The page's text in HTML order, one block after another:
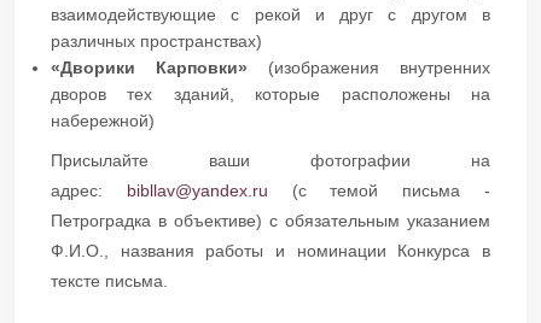
взаимодействующие с рекой и друг с другом в
различных пространствах)
«Дворики Карповки» (изображения внутренних
дворов тех зданий, которые расположены на
набережной)
Присылайте ваши фотографии на
адрес: bibllav@yandex.ru (с темой письма -
Петроградка в объективе) с обязательным указанием
Ф.И.О., названия работы и номинации Конкурса в
тексте письма.